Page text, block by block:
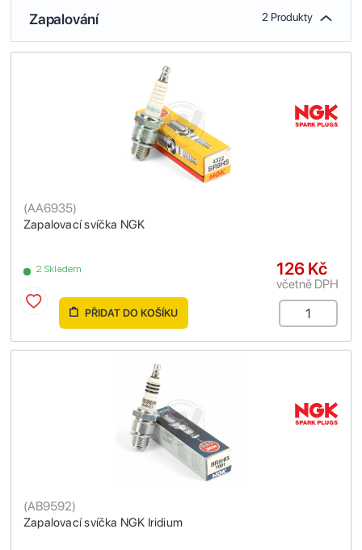
Zapalování 2 Produkty
Zapalovací svíčka NGK
(AA6935)
2 Skladem 126 Kč
včetně DPH
PŘIDAT DO KOŠÍKU
Zapalovací svíčka NGK Iridium
(AB9592)